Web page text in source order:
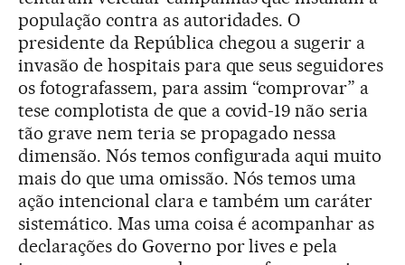
população contra as autoridades. O
presidente da República chegou a sugerir a
invasão de hospitais para que seus seguidores
os fotografassem, para assim “comprovar” a
tese complotista de que a covid-19 não seria
tão grave nem teria se propagado nessa
dimensão. Nós temos configurada aqui muito
mais do que uma omissão. Nós temos uma
ação intencional clara e também um caráter
sistemático. Mas uma coisa é acompanhar as
declarações do Governo por lives e pela